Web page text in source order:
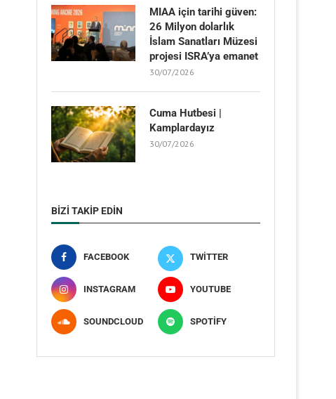
MIAA için tarihi güven:
26 Milyon dolarlık
İslam Sanatları Müzesi
projesi ISRA’ya emanet
30/07/2026
Cuma Hutbesi |
Kamplardayız
30/07/2026
BIZI TAKIP EDIN
FACEBOOK TWITTER
INSTAGRAM YOUTUBE
SOUNDCLOUD SPOTIFY